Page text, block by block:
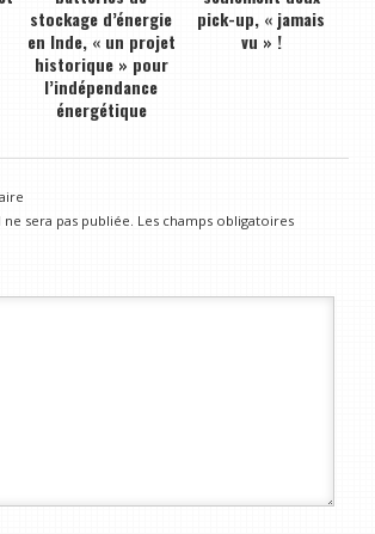
stockage d’énergie
en Inde, « un projet
historique » pour
l’indépendance
énergétique
pick-up, « jamais
vu » !
sera pas publiée. Les champs obligatoires